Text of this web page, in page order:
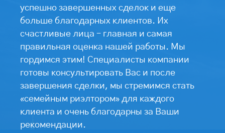
успешно завершенных сделок и еще
больше благодарных клиентов. Их
счастливые лица – главная и самая
правильная оценка нашей работы. Мы
гордимся этим! Специалисты компании
готовы консультировать Вас и после
завершения сделки, мы стремимся стать
«семейным риэлтором» для каждого
клиента и очень благодарны за Ваши
рекомендации.